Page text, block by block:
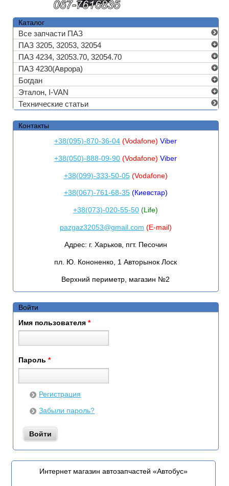
Каталог
Все запчасти ПАЗ
ПАЗ 3205, 32053, 32054
ПАЗ 4234, 32053.70, 32054.70
ПАЗ 4230(Аврора)
Богдан
Эталон, I-VAN
Технические статьи
Контакты
+38(095)-870-36-04 (Vodafone)Viber
+38(050)-888-09-90 (Vodafone)Viber
+38(099)-333-50-05(Vodafone)
+38(067)-761-68-35(Киевстар)
+38(073)-020-55-50 (Life)
pazgaz32053@gmail.com (E-mail)
Адрес: г. Харьков, пгт. Песочин
пл. Ю. Кононенко, 1 Авторынок Лоск
Верхний периметр, магазин №2
Войти
Имя пользователя *
Пароль *
Регистрация
Забыли пароль?
Интернет магазин автозапчастей «Автобус»